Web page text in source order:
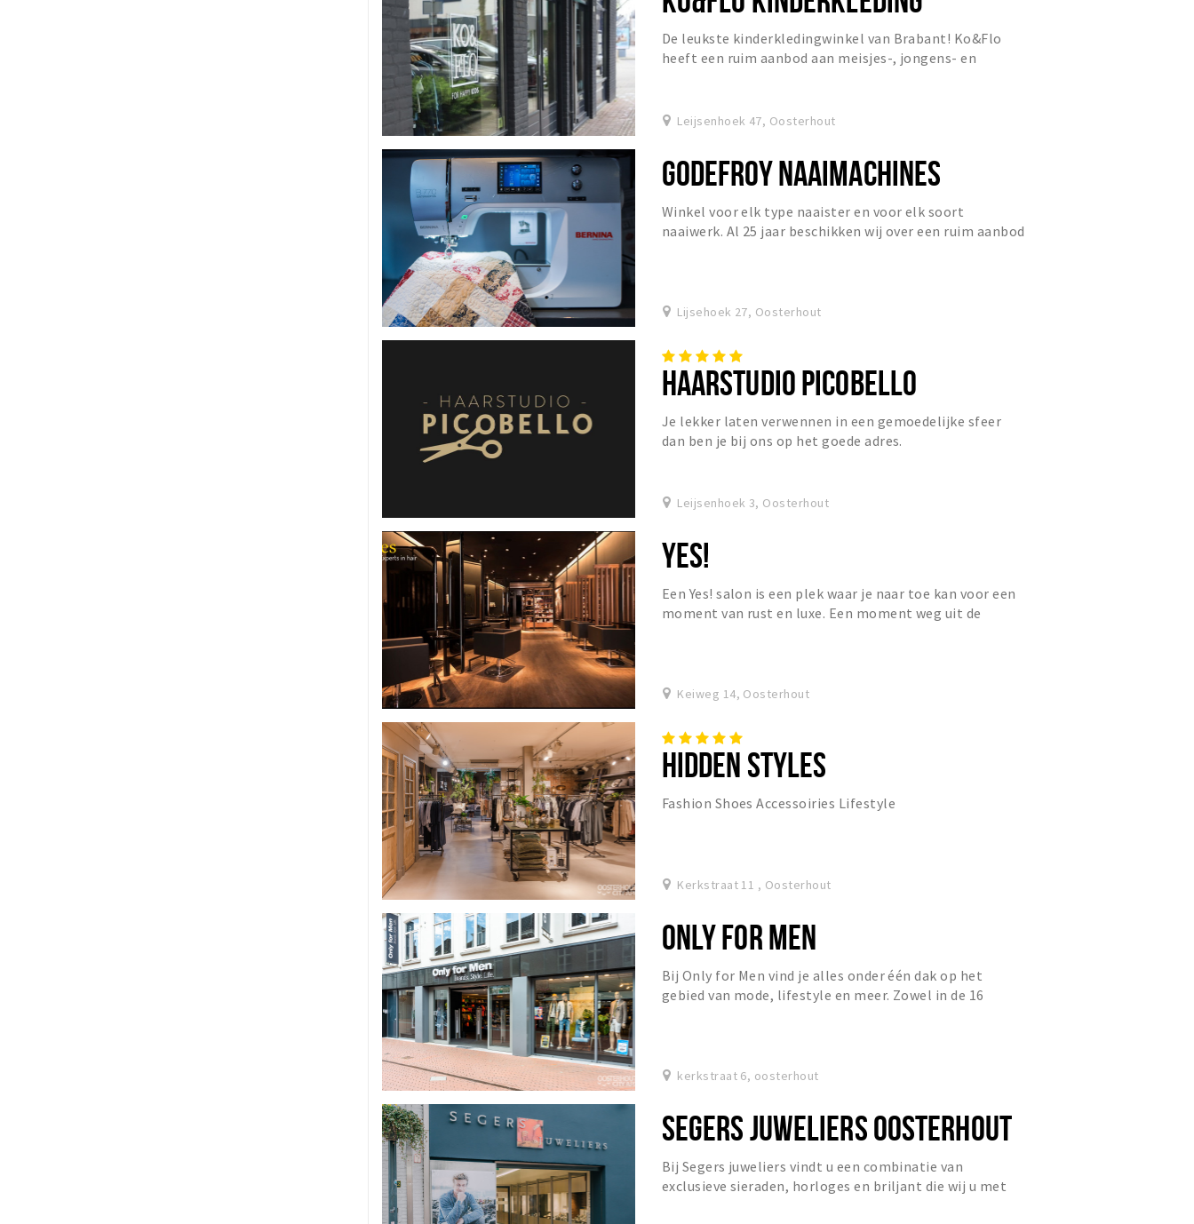
De leukste kinderkledingwinkel van Brabant! Ko&Flo
heeft een ruim aanbod aan meisjes-, jongens-­ en
Leijsenhoek 47, Oosterhout
GODEFROY NAAIMACHINES
Winkel voor elk type naaister en voor elk soort
naaiwerk. Al 25 jaar beschikken wij over een ruim aanbod
Lijsehoek 27, Oosterhout
HAARSTUDIO PICOBELLO
Je lekker laten verwennen in een gemoedelijke sfeer
dan ben je bij ons op het goede adres.
Leijsenhoek 3, Oosterhout
YES!
Een Yes! salon is een plek waar je naar toe kan voor een
moment van rust en luxe. Een moment weg uit de
Keiweg 14, Oosterhout
HIDDEN STYLES
Fashion Shoes Accessoiries Lifestyle
Kerkstraat 11 , Oosterhout
ONLY FOR MEN
Bij Only for Men vind je alles onder één dak op het
gebied van mode, lifestyle en meer. Zowel in de 16
kerkstraat 6, oosterhout
SEGERS JUWELIERS OOSTERHOUT
Bij Segers juweliers vindt u een combinatie van
exclusieve sieraden, horloges en briljant die wij u met